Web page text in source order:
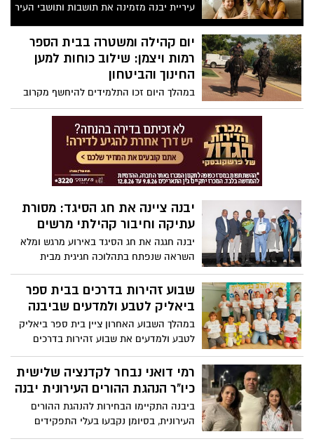
עיריית יבנה מזמינה את תושבות ותושבי העיר
להכיר מקרוב כלבים מתוקים שמחפשים בית
חם ואוהב.
יום קהילה ומשטרה בבית הספר
רמות ויצמן: שילוב כוחות למען
החינוך והביטחון
במהלך היום זכו התלמידים להיחשף מקרוב
לעולמם של השוטרים, צוותי מד"א וכוחות
ההצלה, במסגרת פעילות חווייתית, מקצועית
ומעשירה.
יבנה ציינה את חג הסיגד: מסורת
עתיקה וחיבור קהילתי מרשים
יבנה חגגה את חג הסיגד באירוע מרגש ומלא
השראה שנפתח בתהלוכה חגיגית מבית
הכנסת במרכז התרבות ליוצאי אתיופיה.
בראש התהלוכה צעדו הקייסים וזקני העדה
של יבנה, בליווי משתתפים- בני ובנות הקהילה
ותושבים רבים שחלקו כבוד למסורת
המפוארת.
שבוע זהירות בדרכים בבית ספר
ביאליק לטבע ולמדעים שביבנה
במהלך השבוע האחרון ציין בית ספר ביאליק
לטבע ולמדעים את שבוע זהירות בדרכים
ובטיחות הילדים כמסורת קבועה מדי שנה.
רמי דואני נבחר לקדנציה שלישית
כיו"ר הנהגת ההורים העירונית יבנה
ביבנה התקיימו הבחירות להנהגת ההורים
העירונית, בסיומן נקבעו בעלי התפקידים
שיובילו את פעילות ההנהגה בשנה הקרובה.